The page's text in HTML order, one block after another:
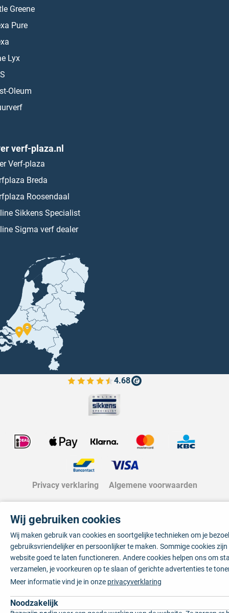
Greene
Pure
Lyx
Oleum
verf-plaza.nl
Verf-plaza
Breda
Roosendaal
Sikkens Specialist
Sigma verf dealer
4.68
Bekijk de verfplaza beoordelingen
Privacy verklaring Algemene voorwaarden
Wij gebruiken cookies
Wij maken gebruik van cookies en soortgelijke technieken om je
gebruiksvriendelijker en persoonlijker te maken. Sommige cookies
website goed te laten functioneren. Andere cookies helpen ons om
verzamelen, je voorkeuren op te slaan of gerichte advertenties te
Meer informatie vind je in onze privacyverklaring
Noodzakelijk